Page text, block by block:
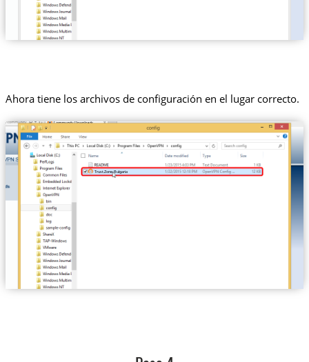
Ahora tiene los archivos de configuración en el lugar correcto.
Trust.Zone-Bulgaria